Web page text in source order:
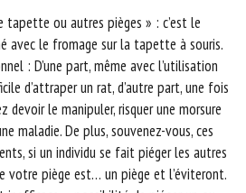
tapette ou autres pièges » : c’est le
avec le fromage sur la tapette à souris.
: D’une part, même avec l’utilisation
d’attraper un rat, d’autre part, une fois
devoir le manipuler, risquer une morsure
maladie. De plus, souvenez-vous, ces
si un individu se fait piéger les autres
votre piège est… un piège et l’éviteront.